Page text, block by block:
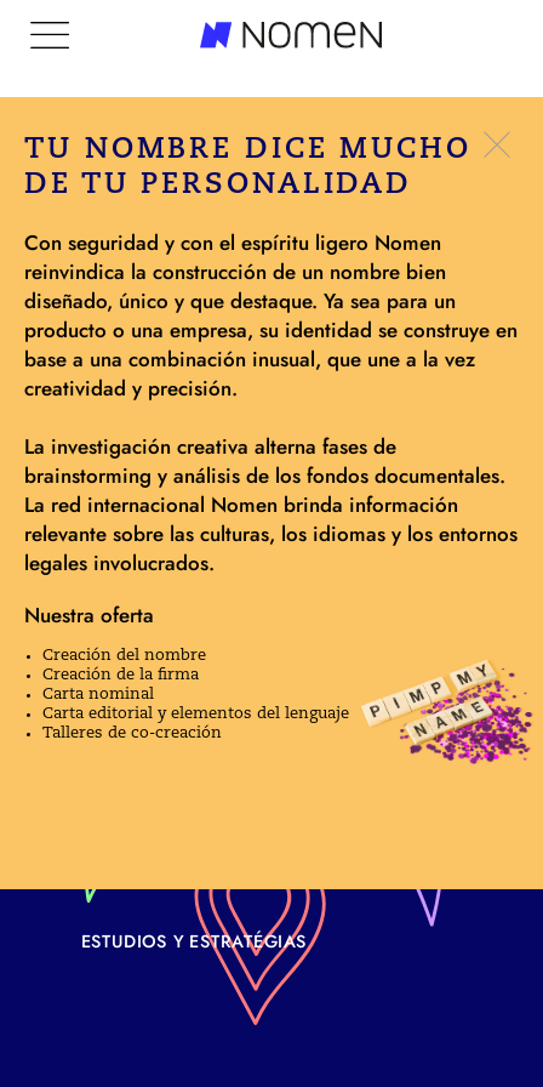
TU NOMBRE DICE MUCHO
DE TU PERSONALIDAD
Con seguridad y con el espíritu ligero Nomen
reinvindica la construcción de un nombre bien
diseñado, único y que destaque. Ya sea para un
producto o una empresa, su identidad se construye en
base a una combinación inusual, que une a la vez
creatividad y precisión.
La investigación creativa alterna fases de
brainstorming y análisis de los fondos documentales.
La red internacional Nomen brinda información
relevante sobre las culturas, los idiomas y los entornos
legales involucrados.
Nuestra oferta
Creación del nombre
Creación de la firma
Carta nominal
Carta editorial y elementos del lenguaje
Talleres de co-creación
DISEÑO
NAMING
ESTUDIOS Y ESTRATÉGIAS